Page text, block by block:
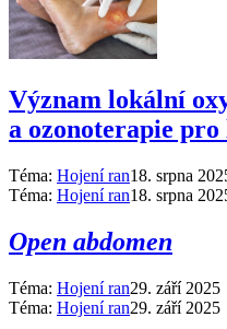
Význam lokální
a ozonoterapie
Téma: Hojení ran18. srpna
Téma: Hojení ran18. srpna
Open abdomen
Téma: Hojení ran29. září 2025
Téma: Hojení ran29. září 2025